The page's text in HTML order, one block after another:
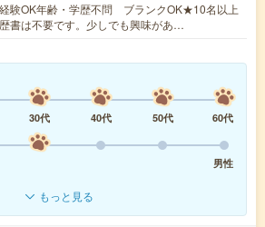
験OK年齢・学歴不問 ブランクOK★10名以上
書は不要です。少しでも興味があ…
30代 40代 50代
60代
男性
もっと見る